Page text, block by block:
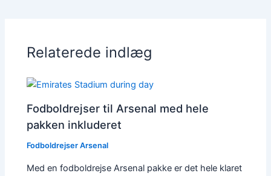
Relaterede indlæg
Fodboldrejser til Arsenal med hele
pakken inkluderet
Fodboldrejser Arsenal
Med en fodboldrejse Arsenal pakke er det hele klaret